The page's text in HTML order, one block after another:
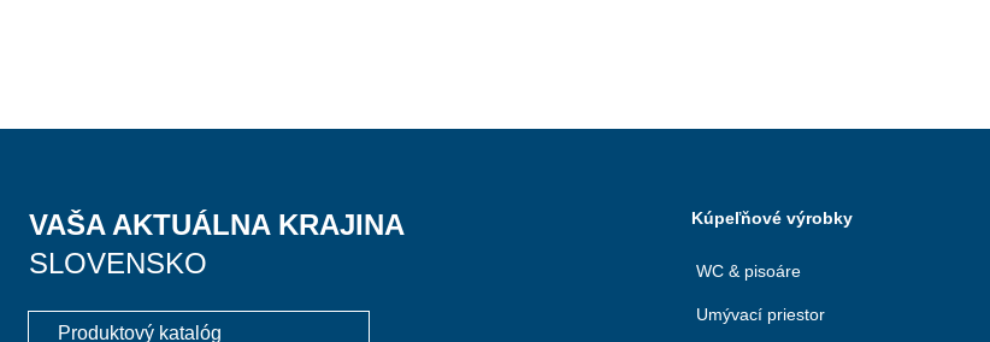
VAŠA AKTUÁLNA KRAJINA
SLOVENSKO
Produktový katalóg
Kúpeľňové výrobky
WC & pisoáre
Umývací priestor